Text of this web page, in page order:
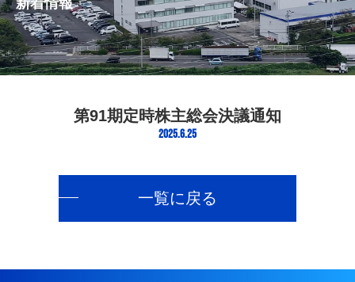
第91期定時株主総会決議通知
2025.6.25
一覧に戻る